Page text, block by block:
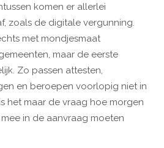
komen er allerlei
zoals de digitale vergunning.
met mondjesmaat
maar de eerste
Zo passen attesten,
en beroepen voorlopig niet in
het maar de vraag hoe morgen
in de aanvraag moeten